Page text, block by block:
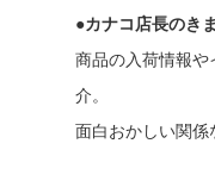
●カナコ店長のき
商品の入荷情報や
介。
面白おかしい関係